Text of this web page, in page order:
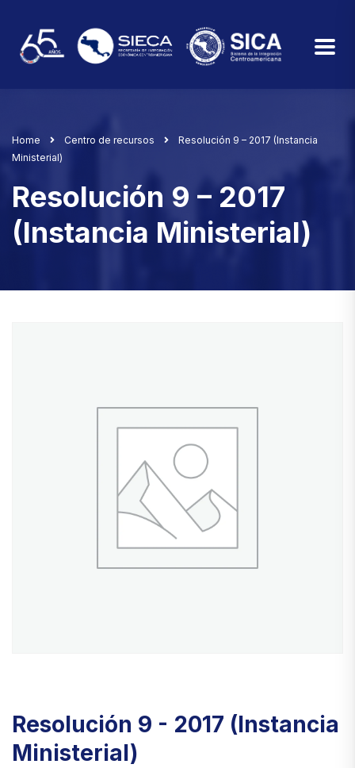
Home Centro de recursos
Resolución 9 – 2017 (Instancia
Ministerial)
Resolución 9 – 2017
(Instancia Ministerial)
Resolución 9 - 2017 (Instancia
Ministerial)